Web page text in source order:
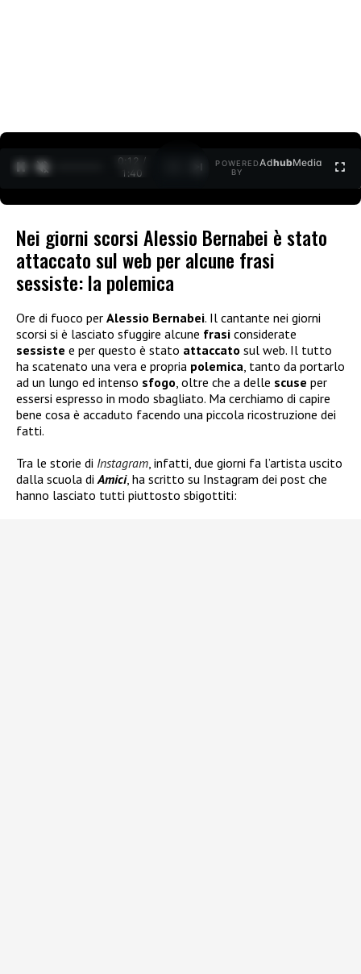
0:12 /
1:40
POWERED
BY
AdhubMedia
Nei giorni scorsi Alessio Bernabei è stato
attaccato sul web per alcune frasi
sessiste: la polemica
Ore di fuoco per Alessio Bernabei. Il cantante nei giorni
scorsi si è lasciato sfuggire alcune frasi considerate
sessiste e per questo è stato attaccato sul web. Il tutto
ha scatenato una vera e propria polemica, tanto da portarlo
ad un lungo ed intenso sfogo, oltre che a delle scuse per
essersi espresso in modo sbagliato. Ma cerchiamo di capire
bene cosa è accaduto facendo una piccola ricostruzione dei
fatti.
Tra le storie di Instagram, infatti, due giorni fa l’artista uscito
dalla scuola diAmici, ha scritto su Instagram dei post che
hanno lasciato tutti piuttosto sbigottiti: